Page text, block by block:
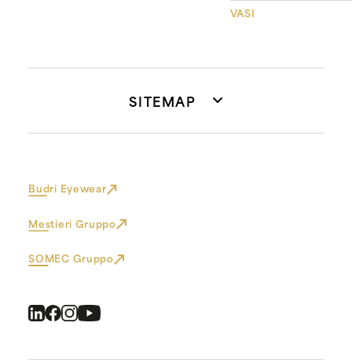
VASI
SITEMAP
Budri Eyewear
Mestieri Gruppo
SOMEC Gruppo